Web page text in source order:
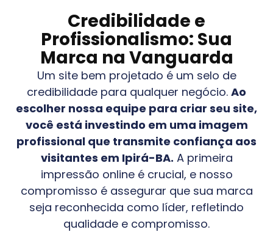
Credibilidade e
Profissionalismo: Sua
Marca na Vanguarda
Um site bem projetado é um selo de
credibilidade para qualquer negócio. Ao
escolher nossa equipe para criar seu site,
você está investindo em uma imagem
profissional que transmite confiança aos
visitantes em Ipirá-BA. A primeira
impressão online é crucial, e nosso
compromisso é assegurar que sua marca
seja reconhecida como líder, refletindo
qualidade e compromisso.